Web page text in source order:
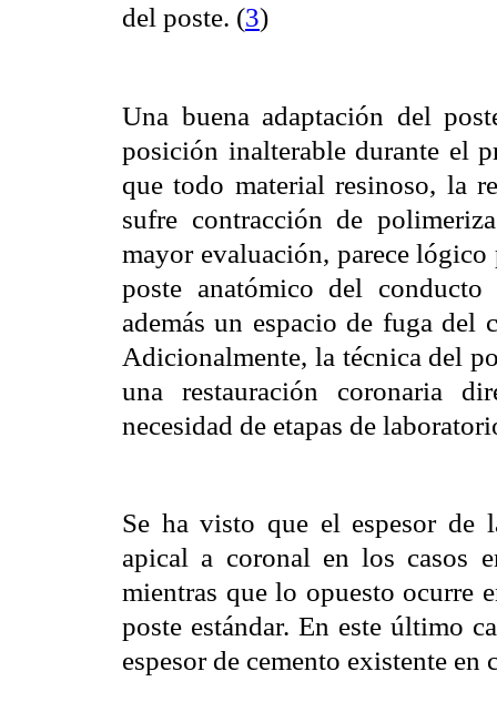
del poste. (3)
Una buena adaptación del
posición inalterable durante el
que todo material resinoso, la
sufre contracción de
mayor evaluación, parece
poste anatómico del
además un espacio de fuga del
Adicionalmente, la técnica del
una restauración coronaria
necesidad de etapas de
Se ha visto que el espesor de
apical a coronal en los casos
mientras que lo opuesto ocurre
poste estándar. En este último
espesor de cemento existente en